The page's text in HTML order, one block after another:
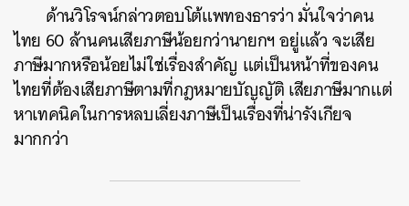
ด้านวิโรจน์กล่าวตอบโต้แพทองธารว่า มั่นใจว่าคน
ไทย 60 ล้านคนเสียภาษีน้อยกว่านายกฯ อยู่แล้ว จะเสีย
ภาษีมากหรือน้อยไม่ใช่เรื่องสำคัญ แต่เป็นหน้าที่ของคน
ไทยที่ต้องเสียภาษีตามที่กฎหมายบัญญัติ เสียภาษีมากแต่
หาเทคนิคในการหลบเลี่ยงภาษีเป็นเรื่องที่น่ารังเกียจ
มากกว่า